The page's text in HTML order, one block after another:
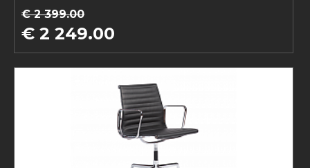
€ 2 399.00
€ 2 249.00